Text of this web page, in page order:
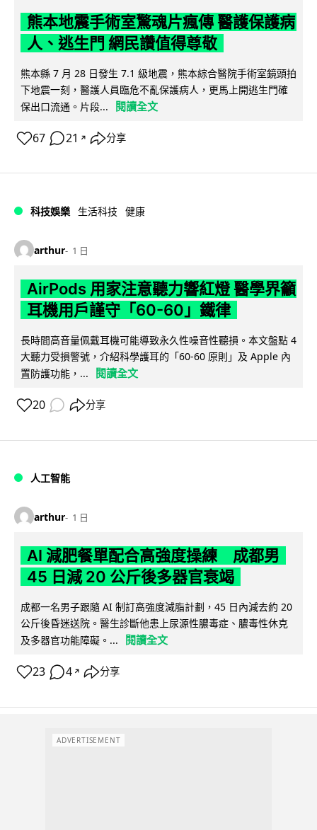
熊本地震手術室驚魂片瘋傳 醫護保護病
人、逃生門 網民讚值得尊敬
熊本縣 7 月 28 日發生 7.1 級地震，熊本綜合醫院手術室鏡頭拍
下地震一刻，醫護人員臨危不亂保護病人，更馬上開逃生門確
保出口流通。片段...
閱讀全文
67 21 ↗ 分享
科技娛樂 生活科技 健康
arthur 1 日
AirPods 用家注意聽力響紅燈 醫學界籲
耳機用戶謹守「60-60」鐵律
長時間高音量佩戴耳機可能導致永久性噪音性聽損。本文盤點 4
大聽力受損警號，介紹科學護耳的「60-60 原則」及 Apple 內
置防護功能，...
閱讀全文
20 分享
人工智能
arthur 1 日
AI 減肥餐單配合高強度操練 成都男
45 日減 20 公斤後多器官衰竭
成都一名男子跟隨 AI 制訂高強度減脂計劃，45 日內減去約 20
公斤後昏迷送院。醫生診斷他患上尿源性膿毒症、膿毒性休克
及多器官功能障礙。...
閱讀全文
23 4 ↗ 分享
ADVERTISEMENT